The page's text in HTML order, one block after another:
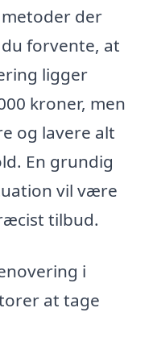
der
forvente, at
ligger
kroner, men
og lavere alt
En grundig
vil være
tilbud.
i
at tage